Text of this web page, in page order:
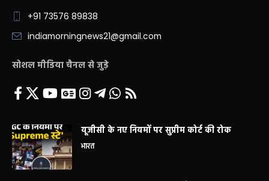
+91 73576 89838
indiamorningnews21@gmail.com
सोशल मीडिया चैनल से जुड़े
यूजीसी के नए नियमों पर सुप्रीम कोर्ट की रोक
भारत